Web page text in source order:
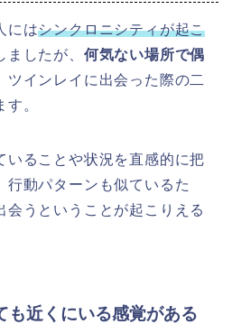
にはシンクロニシティが起こ
ましたが、 何気ない場所で偶
ツインレイに出会った際の二
。
いることや状況を直感的に把
行動パターンも似ているた
会うということが起こりえる
も近くにいる感覚がある